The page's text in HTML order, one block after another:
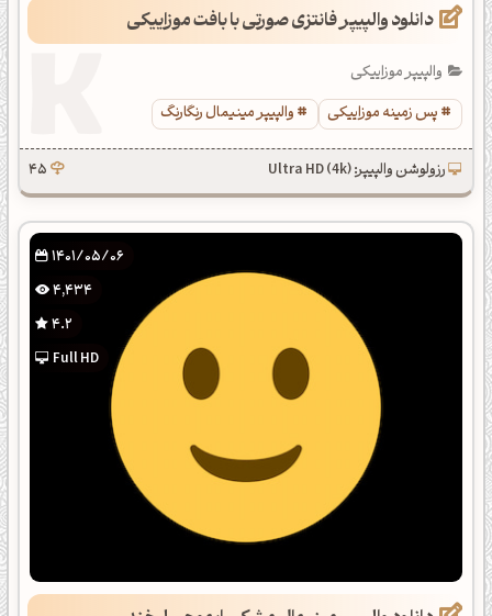
دانلود والپیپر فانتزی صورتی با بافت موزاییکی
والپیپر موزاییکی
پس زمینه موزاییکی
والپیپر مینیمال رنگارنگ
رزولوشن والپیپر: Ultra HD (4k) 45
1401/05/06
4,434
4.2
Full HD